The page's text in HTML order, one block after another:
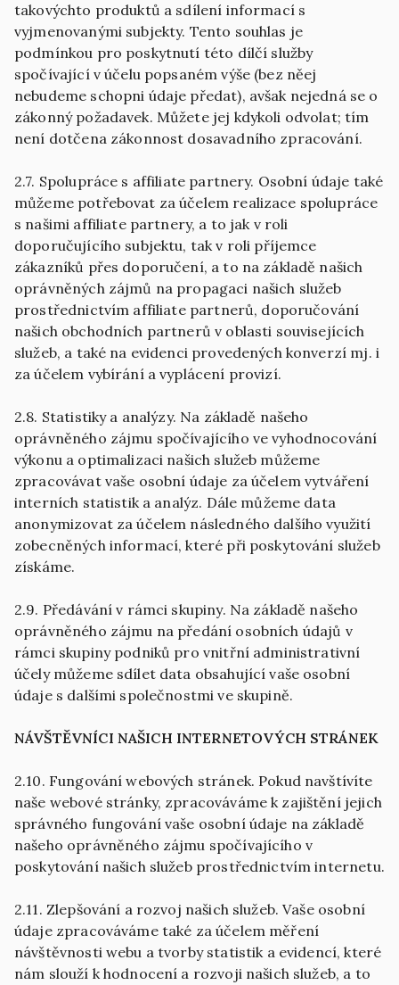
takovýchto produktů a sdílení informací s
vyjmenovanými subjekty. Tento souhlas je
podmínkou pro poskytnutí této dílčí služby
spočívající v účelu popsaném výše (bez něej
nebudeme schopni údaje předat), avšak nejedná se o
zákonný požadavek. Můžete jej kdykoli odvolat; tím
není dotčena zákonnost dosavadního zpracování.
2.7. Spolupráce s affiliate partnery. Osobní údaje také
můžeme potřebovat za účelem realizace spolupráce
s našimi affiliate partnery, a to jak v roli
doporučujícího subjektu, tak v roli příjemce
zákazníků přes doporučení, a to na základě našich
oprávněných zájmů na propagaci našich služeb
prostřednictvím affiliate partnerů, doporučování
našich obchodních partnerů v oblasti souvisejících
služeb, a také na evidenci provedených konverzí mj. i
za účelem vybírání a vyplácení provizí.
2.8. Statistiky a analýzy. Na základě našeho
oprávněného zájmu spočívajícího ve vyhodnocování
výkonu a optimalizaci našich služeb můžeme
zpracovávat vaše osobní údaje za účelem vytváření
interních statistik a analýz. Dále můžeme data
anonymizovat za účelem následného dalšího využití
zobecněných informací, které při poskytování služeb
získáme.
2.9. Předávání v rámci skupiny. Na základě našeho
oprávněného zájmu na předání osobních údajů v
rámci skupiny podniků pro vnitřní administrativní
účely můžeme sdílet data obsahující vaše osobní
NÁVŠTĚVNÍCI NAŠICH INTERNETOVÝCH STRÁNEK
2.10. Fungování webových stránek. Pokud navštívíte
naše webové stránky, zpracováváme k zajištění jejich
správného fungování vaše osobní údaje na základě
našeho oprávněného zájmu spočívajícího v
poskytování našich služeb prostřednictvím internetu.
2.11. Zlepšování a rozvoj našich služeb. Vaše osobní
údaje zpracováváme také za účelem měření
návštěvnosti webu a tvorby statistik a evidencí, které
nám slouží k hodnocení a rozvoji našich služeb, a to